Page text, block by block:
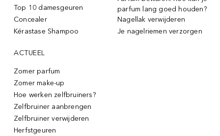
Top 10 damesgeuren
Concealer
Kérastase Shampoo
parfum lang goed houden?
Nagellak verwijderen
Je nagelriemen verzorgen
ACTUEEL
Zomer parfum
Zomer make-up
Hoe werken zelfbruiners?
Zelfbruiner aanbrengen
Zelfbruiner verwijderen
Herfstgeuren